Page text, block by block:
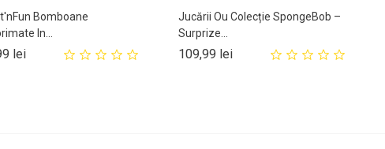
Bomboane
In...
leiPret
Jucării Ou Colecție SpongeBob –
Surprize...
109,99 leiPret